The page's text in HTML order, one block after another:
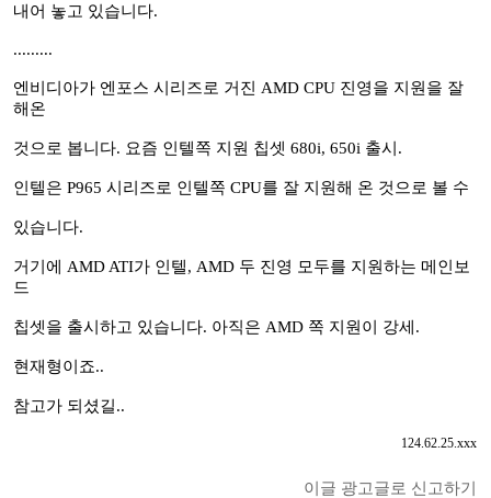
내어 놓고 있습니다.
.........
엔비디아가 엔포스 시리즈로 거진 AMD CPU 진영을 지원을 잘
해온
것으로 봅니다. 요즘 인텔쪽 지원 칩셋 680i, 650i 출시.
인텔은 P965 시리즈로 인텔쪽 CPU를 잘 지원해 온 것으로 볼 수
있습니다.
거기에 AMD ATI가 인텔, AMD 두 진영 모두를 지원하는 메인보
드
칩셋을 출시하고 있습니다. 아직은 AMD 쪽 지원이 강세.
현재형이죠..
참고가 되셨길..
124.62.25.xxx
이글 광고글로 신고하기